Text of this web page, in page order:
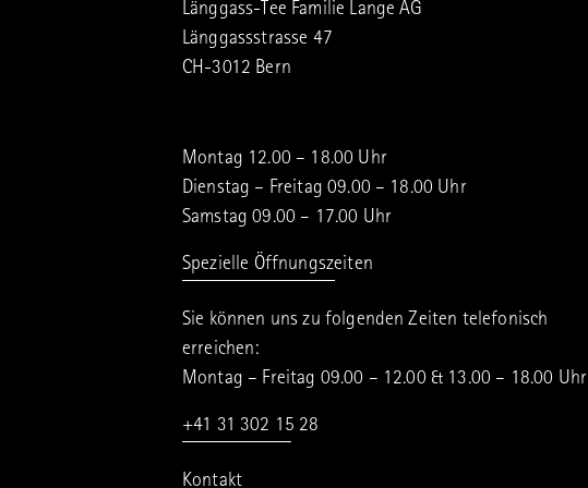
Länggass-Tee Familie Lange AG
Länggassstrasse 47
CH-3012 Bern
Montag 12.00 – 18.00 Uhr
Dienstag – Freitag 09.00 – 18.00 Uhr
Samstag 09.00 – 17.00 Uhr
Spezielle Öffnungszeiten
Sie können uns zu folgenden Zeiten telefonisch
erreichen:
Montag – Freitag 09.00 – 12.00 & 13.00 – 18.00 Uhr
+41 31 302 15 28
Kontakt